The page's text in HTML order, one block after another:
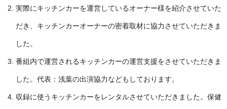
実際にキッチンカーを運営しているオーナー様を紹介させていた
だき、キッチンカーオーナーの密着取材に協力させていただきま
した。
番組内で運営されるキッチンカーの運営支援をさせていただきま
した。代表：浅葉の出演協力などもしております。
収録に使うキッチンカーをレンタルさせていただきました。保健